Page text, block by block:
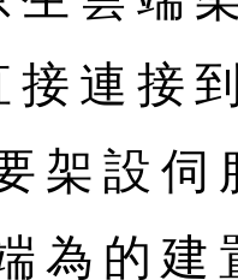
連接
架設伺
為的建